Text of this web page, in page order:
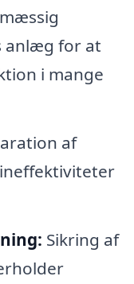
anlæg for at
i mange
af
Sikring af